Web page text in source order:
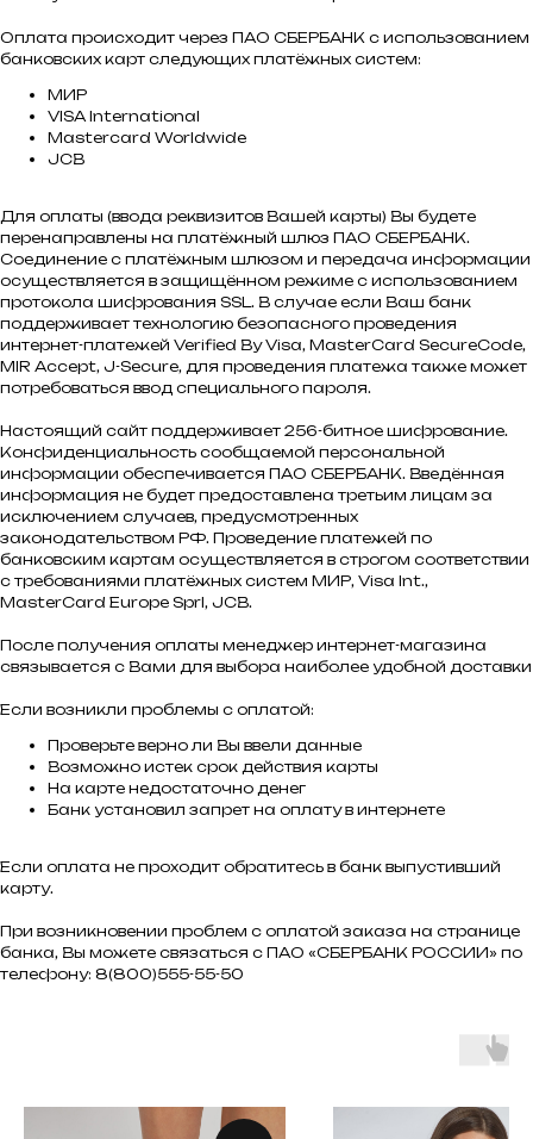
Оплата происходит через ПАО СБЕРБАНК с использованием
банковских карт следующих платёжных систем:
МИР
VISA International
Mastercard Worldwide
JCB
Для оплаты (ввода реквизитов Вашей карты) Вы будете
перенаправлены на платёжный шлюз ПАО СБЕРБАНК.
Соединение с платёжным шлюзом и передача информации
осуществляется в защищённом режиме с использованием
протокола шифрования SSL. В случае если Ваш банк
поддерживает технологию безопасного проведения
интернет-платежей Verified By Visa, MasterCard SecureCode,
MIR Accept, J-Secure, для проведения платежа также может
потребоваться ввод специального пароля.
Настоящий сайт поддерживает 256-битное шифрование.
Конфиденциальность сообщаемой персональной
информации обеспечивается ПАО СБЕРБАНК. Введённая
информация не будет предоставлена третьим лицам за
исключением случаев, предусмотренных
законодательством РФ. Проведение платежей по
банковским картам осуществляется в строгом соответствии
с требованиями платёжных систем МИР, Visa Int.,
MasterCard Europe Sprl, JCB.
После получения оплаты менеджер интернет-магазина
связывается с Вами для выбора наиболее удобной доставки
Если возникли проблемы с оплатой:
Проверьте верно ли Вы ввели данные
Возможно истек срок действия карты
На карте недостаточно денег
Банк установил запрет на оплату в интернете
Если оплата не проходит обратитесь в банк выпустивший
карту.
При возникновении проблем с оплатой заказа на странице
банка, Вы можете связаться с ПАО «СБЕРБАНК РОССИИ» по
телефону: 8(800)555-55-50